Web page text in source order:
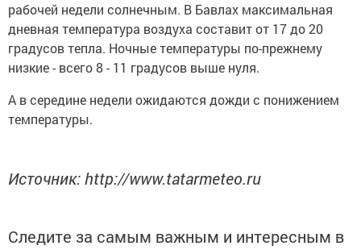
рабочей недели солнечным. В Бавлах максимальная
дневная температура воздуха составит от 17 до 20
градусов тепла. Ночные температуры по-прежнему
низкие - всего 8 - 11 градусов выше нуля.
А в середине недели ожидаются дожди с понижением
температуры.
Источник: http://www.tatarmeteo.ru
Следите за самым важным и интересным в